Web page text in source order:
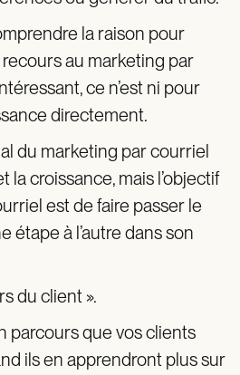
la raison pour
au marketing par
ce n’est ni pour
directement.
du marketing par courriel
la croissance, mais l’objectif
est de faire passer le
étape à l’autre dans son
du client ».
parcours que vos clients
ils en apprendront plus sur